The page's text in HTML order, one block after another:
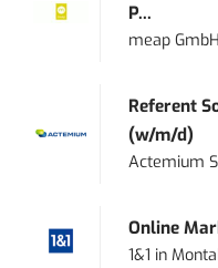
P...
meap GmbH
Referent
(w/m/d)
Actemium
Online
1&1 in